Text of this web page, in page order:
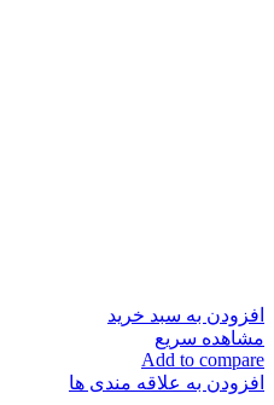
افزودن به سبد خرید
مشاهده سریع
Add to compare
افزودن به علاقه مندی ها